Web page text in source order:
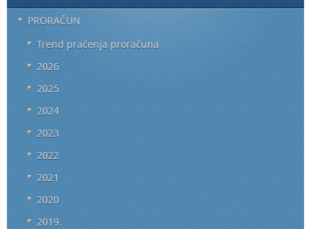
PRORAČUN
Trend praćenja proračuna
2026
2025
2024
2023
2022
2021
2020
2019.